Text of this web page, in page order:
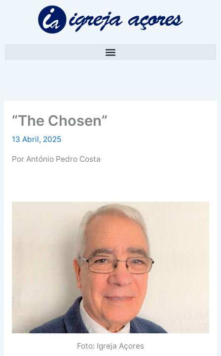
“The Chosen”
13 Abril, 2025
Por António Pedro Costa
Foto: Igreja Açores